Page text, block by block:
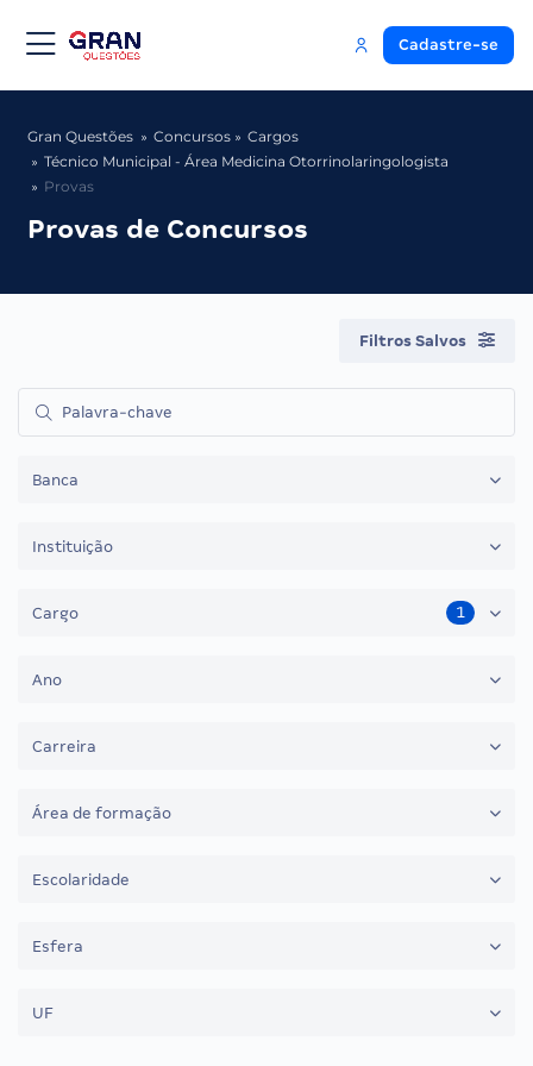
Cadastre-se
Gran Questões Concursos
Cargos
Técnico Municipal - Área Medicina Otorrinolaringologista
Provas
Provas de Concursos
Filtros Salvos
Banca
Instituição
Cargo 1
Ano
Carreira
Área de formação
Escolaridade
Esfera
UF